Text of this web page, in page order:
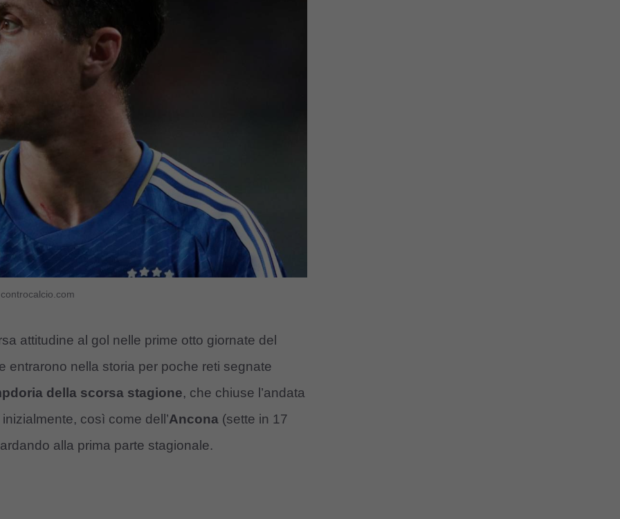
attitudine al gol nelle prime otto giornate del
nella storia per poche reti segnate
della scorsa stagione, che chiuse l’andata
così come dell’Ancona (sette in 17
alla prima parte stagionale.